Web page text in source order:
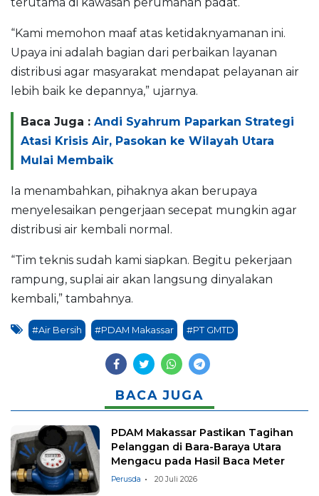
“Kami memohon maaf atas ketidaknyamanan ini.
Upaya ini adalah bagian dari perbaikan layanan
distribusi agar masyarakat mendapat pelayanan air
lebih baik ke depannya,” ujarnya.
Baca Juga : Andi Syahrum Paparkan Strategi
Atasi Krisis Air, Pasokan ke Wilayah Utara
Mulai Membaik
Ia menambahkan, pihaknya akan berupaya
menyelesaikan pengerjaan secepat mungkin agar
distribusi air kembali normal.
“Tim teknis sudah kami siapkan. Begitu pekerjaan
rampung, suplai air akan langsung dinyalakan
kembali,” tambahnya.
#Air Bersih #PDAM Makassar #PT GMTD
BACA JUGA
PDAM Makassar Pastikan Tagihan
Pelanggan di Bara-Baraya Utara
Mengacu pada Hasil Baca Meter
Perusda 20 Juli 2026